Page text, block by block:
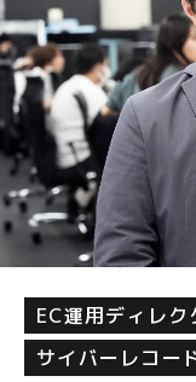
EC運用ディレク
サイバーレコー